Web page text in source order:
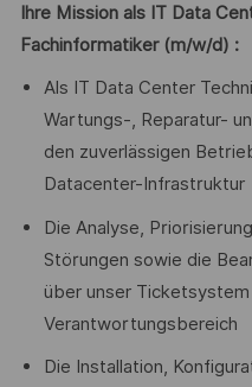
Ihre Mission als IT Data
Fachinformatiker (m/w/d) :
Als IT Data Center
Wartungs-, Reparatur-
den zuverlässigen
Datacenter-Infrastruktur
Die Analyse,
Störungen sowie die
über unser Ticketsystem
Verantwortungsbereich
Die Installation,